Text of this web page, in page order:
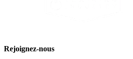
Rejoignez-nous